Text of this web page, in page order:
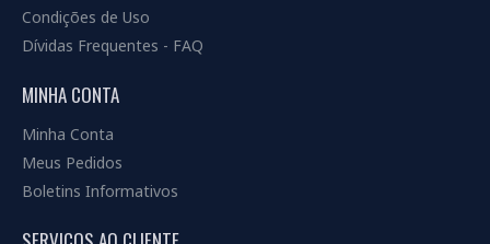
Condições de Uso
Dívidas Frequentes - FAQ
MINHA CONTA
Minha Conta
Meus Pedidos
Boletins Informativos